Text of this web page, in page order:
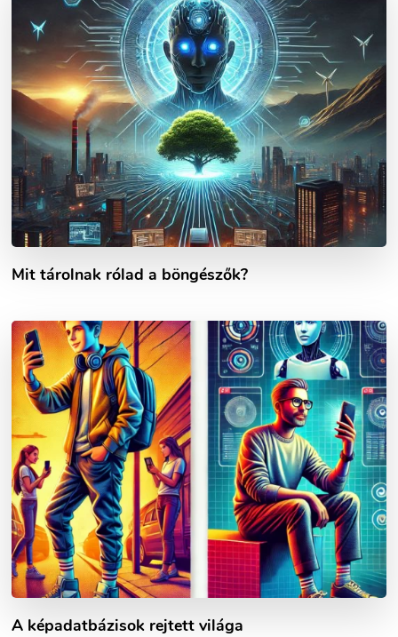
Mit tárolnak rólad a böngészők?
A képadatbázisok rejtett világa